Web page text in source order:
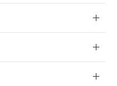
社基準）
含有を証明す
有を証明する
酸エステル類４